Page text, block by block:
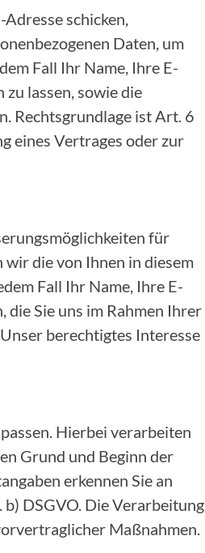
schicken,
Daten, um
Fall Ihr Name, Ihre E-
lassen, sowie die
Rechtsgrundlage ist Art. 6
eines Vertrages oder zur
für
die von Ihnen in diesem
Fall Ihr Name, Ihre E-
Sie uns im Rahmen Ihrer
berechtigtes Interesse
Hierbei verarbeiten
Grund und Beginn der
erkennen Sie an
b) DSGVO. Die Verarbeitung
Maßnahmen.